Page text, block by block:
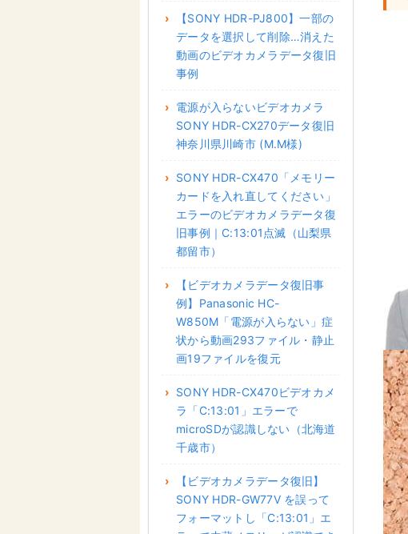
【SONY HDR-PJ800】一部の
データを選択して削除…消えた
動画のビデオカメラデータ復旧
事例
電源が入らないビデオカメラ
SONY HDR-CX270データ復旧
神奈川県川崎市 (M.M様)
SONY HDR-CX470「メモリー
カードを入れ直してください」
エラーのビデオカメラデータ復
旧事例｜C:13:01点滅（山梨県
都留市）
【ビデオカメラデータ復旧事
例】Panasonic HC-
W850M「電源が入らない」症
状から動画293ファイル・静止
画19ファイルを復元
SONY HDR-CX470ビデオカメ
ラ「C:13:01」エラーで
microSDが認識しない（北海道
千歳市）
【ビデオカメラデータ復旧】
SONY HDR-GW77V を誤って
フォーマットし「C:13:01」エ